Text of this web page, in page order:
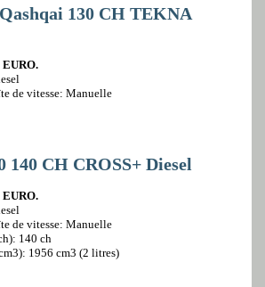
130 CH TEKNA
de vitesse: Manuelle
140 CH CROSS+ Diesel
de vitesse: Manuelle
140 ch
1956 cm3 (2 litres)